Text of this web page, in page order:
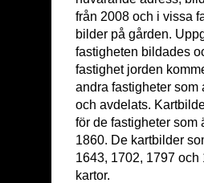
från 2008 och i vissa
bilder på gården.
fastigheten bildades
fastighet jorden
andra fastigheter som
och avdelats.
för de fastigheter som
1860. De kartbilder
1643, 1702, 1797 och
kartor.